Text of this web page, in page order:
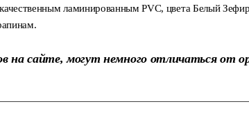
ламинированным PVC, цвета Белый
сайте, могут немного отличаться от